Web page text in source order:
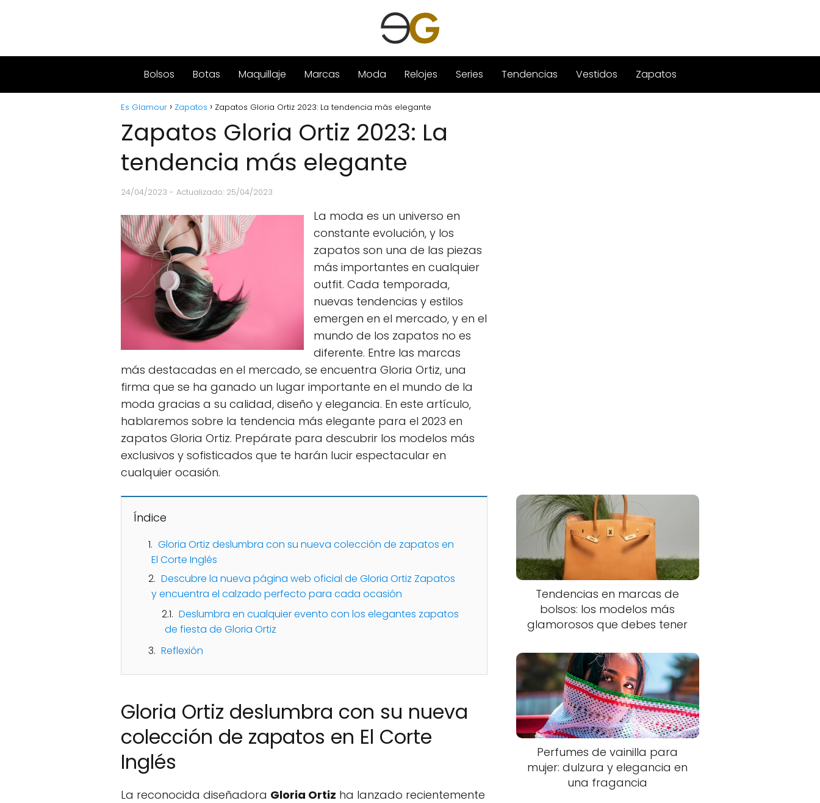
Bolsos Botas Maquillaje Marcas Moda Relojes Series Tendencias Vestidos Zapatos
Es Glamour Zapatos Zapatos Gloria Ortiz 2023: La tendencia más elegante
Zapatos Gloria Ortiz 2023: La
tendencia más elegante
24/04/2023 - Actualizado: 25/04/2023
La moda es un universo en
constante evolución, y los
zapatos son una de las piezas
más importantes en cualquier
outfit. Cada temporada,
nuevas tendencias y estilos
emergen en el mercado, y en el
mundo de los zapatos no es
diferente. Entre las marcas
más destacadas en el mercado, se encuentra Gloria Ortiz, una
firma que se ha ganado un lugar importante en el mundo de la
moda gracias a su calidad, diseño y elegancia. En este artículo,
hablaremos sobre la tendencia más elegante para el 2023 en
zapatos Gloria Ortiz. Prepárate para descubrir los modelos más
exclusivos y sofisticados que te harán lucir espectacular en
cualquier ocasión.
Índice
Gloria Ortiz deslumbra con su nueva colección de zapatos en
El Corte Inglés
Descubre la nueva página web oficial de Gloria Ortiz Zapatos
y encuentra el calzado perfecto para cada ocasión
Deslumbra en cualquier evento con los elegantes zapatos
de fiesta de Gloria Ortiz
Reflexión
Gloria Ortiz deslumbra con su nueva
colección de zapatos en El Corte
Inglés
La reconocida diseñadora Gloria Ortiz ha lanzado recientemente
Tendencias en marcas de
bolsos: los modelos más
glamorosos que debes tener
Perfumes de vainilla para
mujer: dulzura y elegancia en
una fragancia